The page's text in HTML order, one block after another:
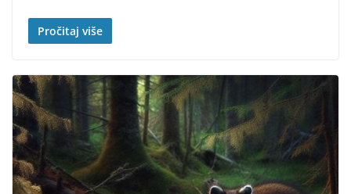
Pročitaj više